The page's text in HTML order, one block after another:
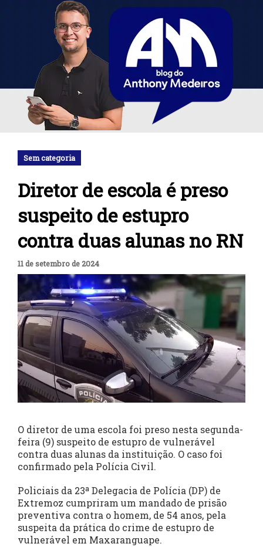
Sem categoria
Diretor de escola é preso
suspeito de estupro
contra duas alunas no RN
11 de setembro de 2024
O diretor de uma escola foi preso nesta segunda-
feira (9) suspeito de estupro de vulnerável
contra duas alunas da instituição. O caso foi
confirmado pela Polícia Civil.
Policiais da 23ª Delegacia de Polícia (DP) de
Extremoz cumpriram um mandado de prisão
preventiva contra o homem, de 54 anos, pela
suspeita da prática do crime de estupro de
vulnerável em Maxaranguape.